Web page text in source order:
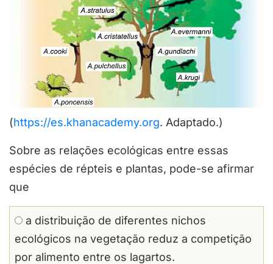
(https://es.khanacademy.org. Adaptado.)
Sobre as relações ecológicas entre essas
espécies de répteis e plantas, pode-se afirmar
que
a distribuição de diferentes nichos
ecológicos na vegetação reduz a competição
por alimento entre os lagartos.